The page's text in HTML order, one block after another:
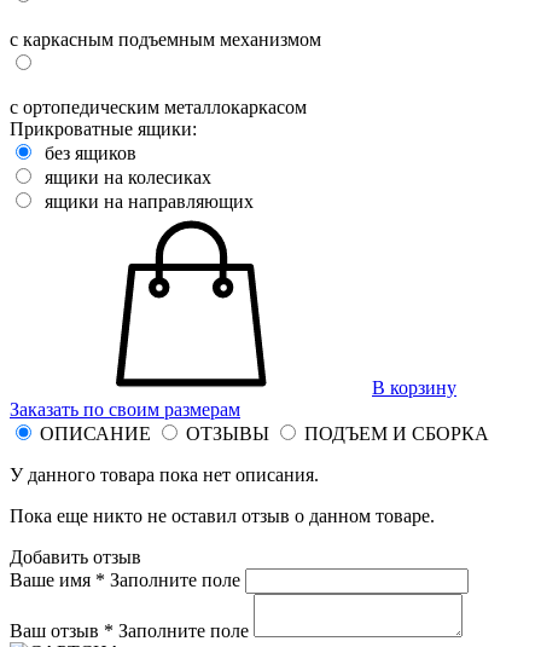
с каркасным подъемным механизмом
с ортопедическим металлокаркасом
Прикроватные ящики:
без ящиков
ящики на колесиках
ящики на направляющих
В корзину
Заказать по своим размерам
ОПИСАНИЕ
ОТЗЫВЫ
ПОДЪЕМ И СБОРКА
У данного товара пока нет описания.
Пока еще никто не оставил отзыв о данном товаре.
Добавить отзыв
Ваше имя * Заполните поле
Ваш отзыв * Заполните поле